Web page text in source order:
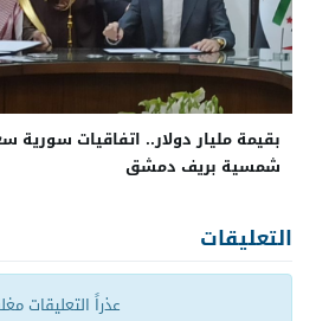
بقيمة مليار دولار.. اتفاقيات سورية
شمسية بريف دمشق
التعليقات
عذراً التعليقات